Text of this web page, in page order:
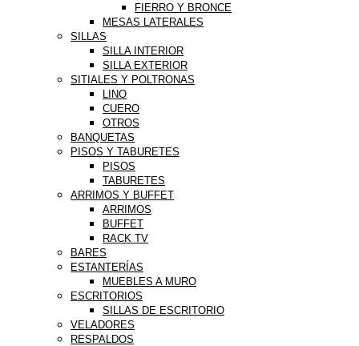
FIERRO Y BRONCE
MESAS LATERALES
SILLAS
SILLA INTERIOR
SILLA EXTERIOR
SITIALES Y POLTRONAS
LINO
CUERO
OTROS
BANQUETAS
PISOS Y TABURETES
PISOS
TABURETES
ARRIMOS Y BUFFET
ARRIMOS
BUFFET
RACK TV
BARES
ESTANTERÍAS
MUEBLES A MURO
ESCRITORIOS
SILLAS DE ESCRITORIO
VELADORES
RESPALDOS